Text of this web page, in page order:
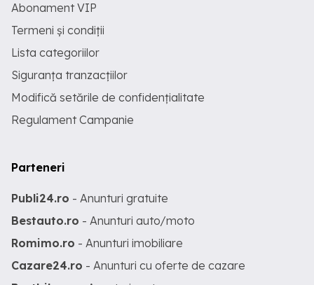
Abonament VIP
Termeni și condiții
Lista categoriilor
Siguranța tranzacțiilor
Modifică setările de confidențialitate
Regulament Campanie
Parteneri
Publi24.ro - Anunturi gratuite
Bestauto.ro - Anunturi auto/moto
Romimo.ro - Anunturi imobiliare
Cazare24.ro - Anunturi cu oferte de cazare